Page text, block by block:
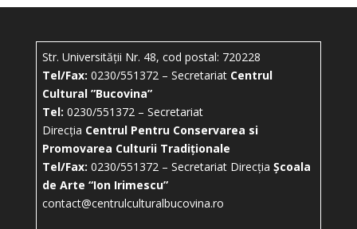
Str. Universității Nr. 48, cod postal: 720228
Tel/Fax: 0230/551372 – Secretariat Centrul
Cultural ”Bucovina”
Tel: 0230/551372 – Secretariat
Direcția Centrul Pentru Conservarea si
Promovarea Culturii Tradiționale
Tel/Fax: 0230/551372 – Secretariat Direcția Școala
de Arte “Ion Irimescu”
contact@centrulculturalbucovina.ro